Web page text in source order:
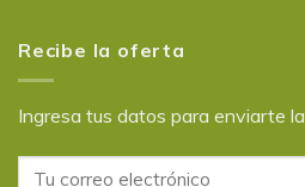
Recibe la oferta
Ingresa tus datos para enviarte